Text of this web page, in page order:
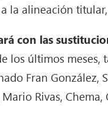
la alineación
con las
los últimos meses,
Fran
Mario Rivas,